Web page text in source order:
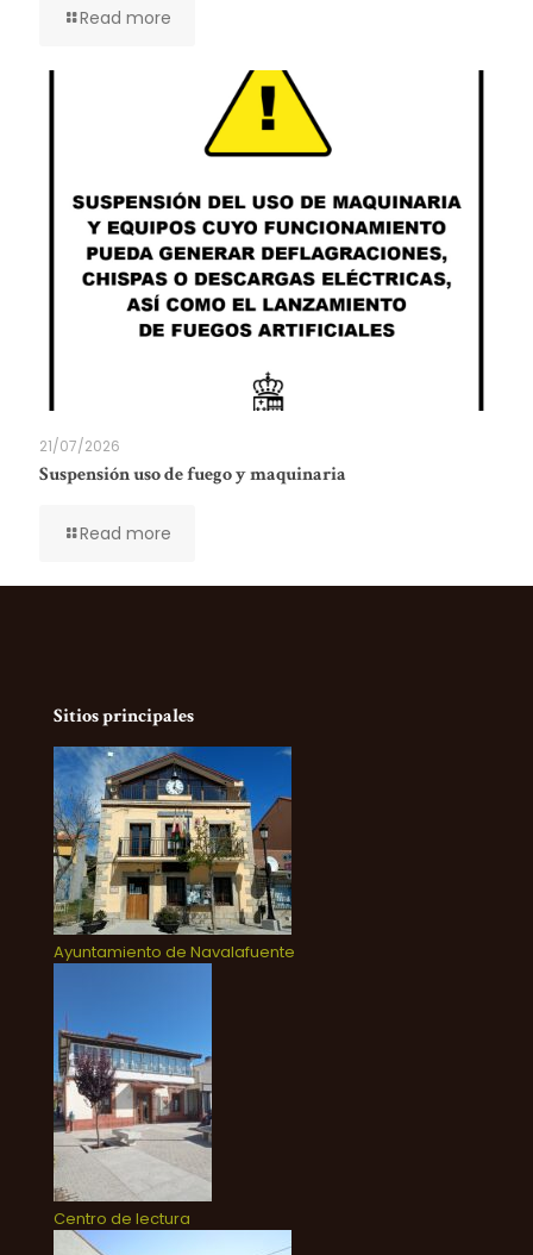
Read more
21/07/2026
Suspensión uso de fuego y maquinaria
Read more
Sitios principales
Ayuntamiento de Navalafuente
Centro de lectura